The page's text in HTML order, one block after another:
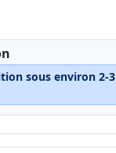
sous environ 2-3